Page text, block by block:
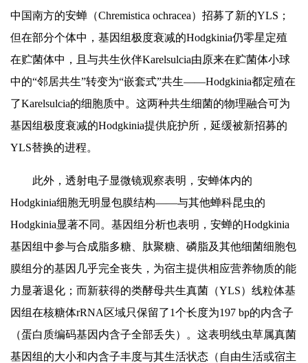
中国南方的安蝉（Chremistica ochracea）招募了新的YLS；
但在部分个体中，基因组极度衰减的Hodgkinia仍零星定殖
在贮菌体中，且与共生伙伴Karelsulcia由原来在贮菌体小球
中的“邻居共生”转变为“嵌套式”共生——Hodgkinia都定殖在
了Karelsulcia的细胞质中。这两种共生细菌的物理融合可为
基因组极度衰减的Hodgkinia提供庇护所，延缓被新招募的
YLS替换的进程。
此外，透射电子显微镜观察表明，安蝉体内的
Hodgkinia细胞无明显包膜结构——与其他蝉科昆虫的
Hodgkinia显著不同。基因组分析也表明，安蝉的Hodgkinia
基因组中参与合成脂多糖、肽聚糖、磷脂及其他细菌细胞包
膜组分的基因几乎完全丧失，为宿主提供相应营养物质的能
力显著退化；而新获得的类酵母共生真菌（YLS）线粒体基
因组在核糖体rRNA区域只保留了1个长度为197 bp的内含子
（蛋白质编码基因内含子全部丢失）。这表明线虫草属真菌
基因组的大小和内含子丰度与其生活状态（自由生活或宿主